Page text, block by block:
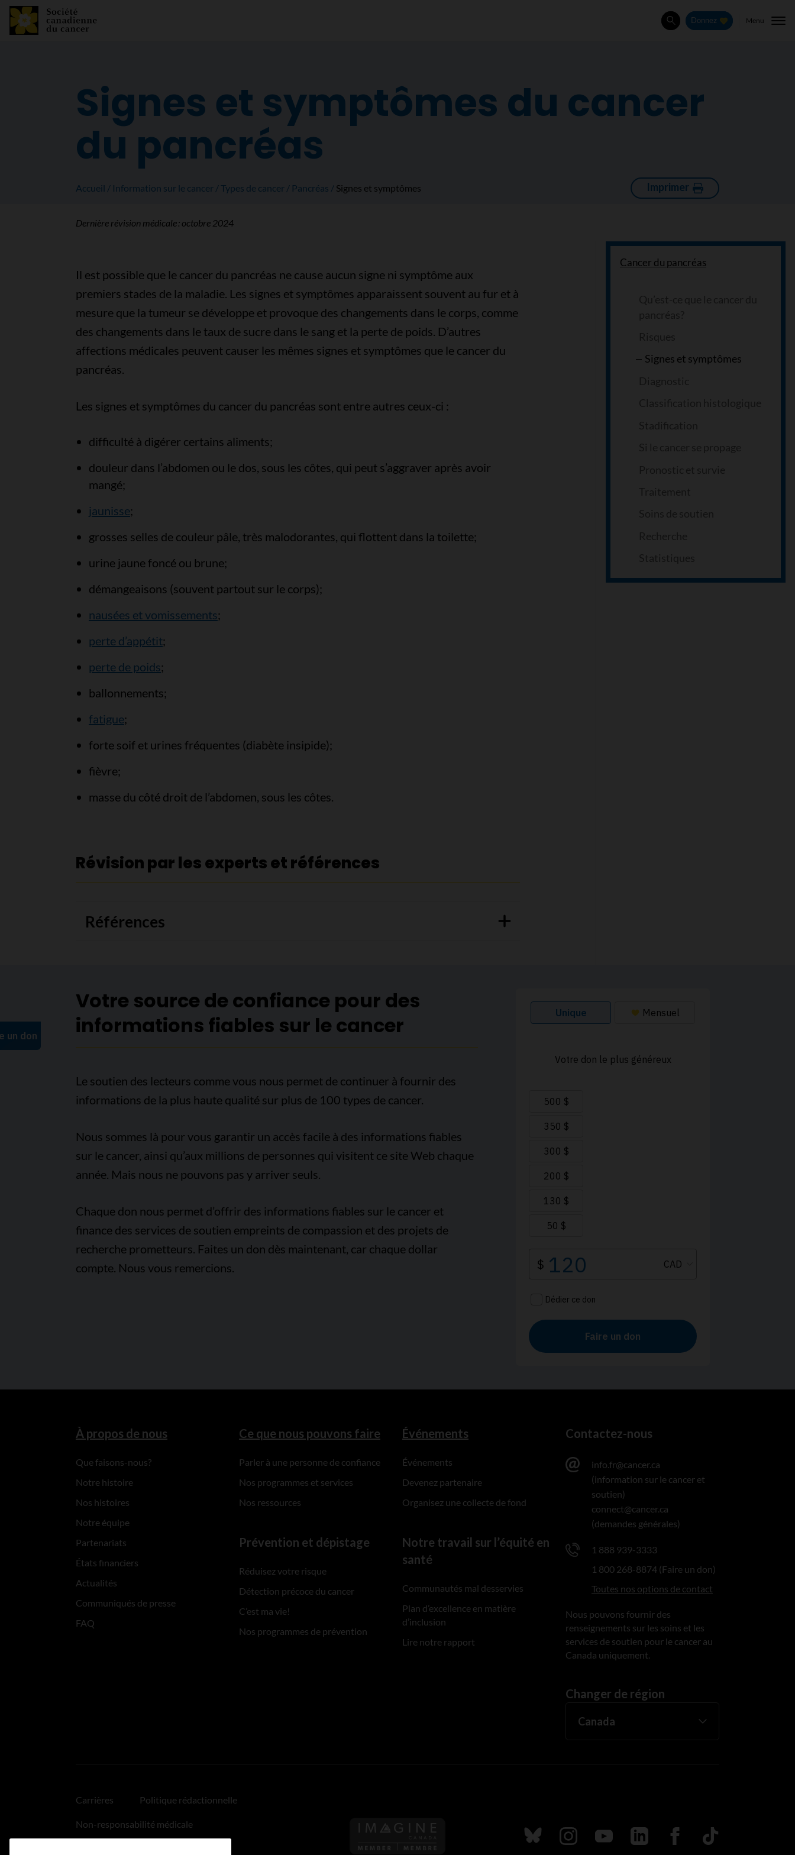
Rechercher
Donnez Menu
Signes et symptômes du cancer
du pancréas
Accueil Information sur le cancer Types de cancer Pancréas Signes et symptômes Imprimer
Dernière révision médicale : octobre 2024
Cancer du pancréas
Signes et symptômes
Il est possible que le cancer du pancréas ne cause aucun signe ni symptôme aux
premiers stades de la maladie. Les signes et symptômes apparaissent souvent au fur et à
mesure que la tumeur se développe et provoque des changements dans le corps, comme
des changements dans le taux de sucre dans le sang et la perte de poids. D’autres
affections médicales peuvent causer les mêmes signes et symptômes que le cancer du
pancréas.
Les signes et symptômes du cancer du pancréas sont entre autres ceux-ci :
difficulté à digérer certains aliments;
douleur dans l’abdomen ou le dos, sous les côtes, qui peut s’aggraver après avoir
mangé;
jaunisse;
grosses selles de couleur pâle, très malodorantes, qui flottent dans la toilette;
urine jaune foncé ou brune;
démangeaisons (souvent partout sur le corps);
nausées et vomissements;
perte d’appétit;
perte de poids;
ballonnements;
fatigue;
forte soif et urines fréquentes (diabète insipide);
fièvre;
masse du côté droit de l’abdomen, sous les côtes.
Révision par les experts et références
Références
Votre source de confiance pour des
informations fiables sur le cancer
Le soutien des lecteurs comme vous nous permet de continuer à fournir des
informations de la plus haute qualité sur plus de 100 types de cancer.
Nous sommes là pour vous garantir un accès facile à des informations fiables
sur le cancer, ainsi qu’aux millions de personnes qui visitent ce site Web chaque
année. Mais nous ne pouvons pas y arriver seuls.
Chaque don nous permet d’offrir des informations fiables sur le cancer et
finance des services de soutien empreints de compassion et des projets de
recherche prometteurs. Faites un don dès maintenant, car chaque dollar
compte. Nous vous remercions.
À propos de nous
Que faisons-nous?
Notre histoire
Nos histoires
Notre équipe
Partenariats
États financiers
Actualités
Communiqués de presse
FAQ
Ce que nous pouvons faire
Parler à une personne de confiance
Nos programmes et services
Nos ressources
Prévention et dépistage
Réduisez votre risque
Détection précoce du cancer
C’est ma vie!
Nos programmes de prévention
Événements
Événements
Devenez partenaire
Organisez une collecte de fond
Notre travail sur l’équité en
santé
Communautés mal desservies
Plan d’excellence en matière
d’inclusion
Lire notre rapport
Contactez-nous
info.fr@cancer.ca
(information sur le cancer et
soutien)
connect@cancer.ca
(demandes générales)
1 888 939-3333
1 800 268-8874 (Faire un don)
Toutes nos options de contact
Nous pouvons fournir des
renseignements sur les soins et les
services de soutien pour le cancer au
Canada uniquement.
Changer de région
Carrières Politique rédactionnelle
Non-responsabilité médicale
Suivez nous sur Bluesky
Suivez nous sur Instagram
Suivez nous sur Youtube
Suivez nous sur LinkedIn
Suivez nous sur
TikTok